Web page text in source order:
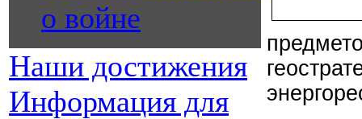
о войне
Наши достижения
Информация для